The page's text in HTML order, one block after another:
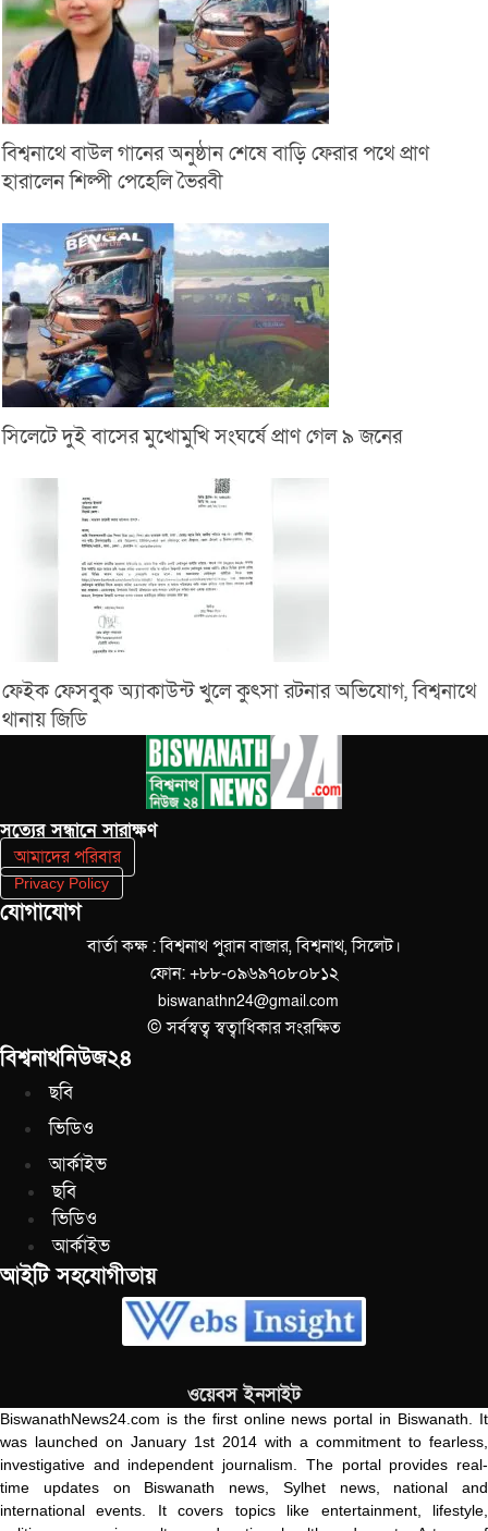
বিশ্বনাথে বাউল গানের অনুষ্ঠান শেষে বাড়ি ফেরার পথে প্রাণ
হারালেন শিল্পী পেহেলি ভৈরবী
সিলেটে দুই বাসের মুখোমুখি সংঘর্ষে প্রাণ গেল ৯ জনের
ফেইক ফেসবুক অ্যাকাউন্ট খুলে কুৎসা রটনার অভিযোগ, বিশ্বনাথে
থানায় জিডি
সত‌্যের সন্ধানে সারাক্ষণ
আমাদের পরিবার
Privacy Policy
যোগাযোগ
বার্তা কক্ষ : বিশ্বনাথ পুরান বাজার, বিশ্বনাথ, সিলেট।
ফোন: +৮৮-০৯৬৯৭০৮০৮১২
biswanathn24@gmail.com
© সর্বস্বত্ব স্বত্বাধিকার সংরক্ষিত
বিশ্বনাথনিউজ২৪
ছবি
ভিডিও
আর্কাইভ
ছবি
ভিডিও
আর্কাইভ
আইটি সহযোগীতায়
ওয়েবস ইনসাইট
BiswanathNews24.com is the first online news portal in Biswanath. It
was launched on January 1st 2014 with a commitment to fearless,
investigative and independent journalism. The portal provides real-
time updates on Biswanath news, Sylhet news, national and
international events. It covers topics like entertainment, lifestyle,